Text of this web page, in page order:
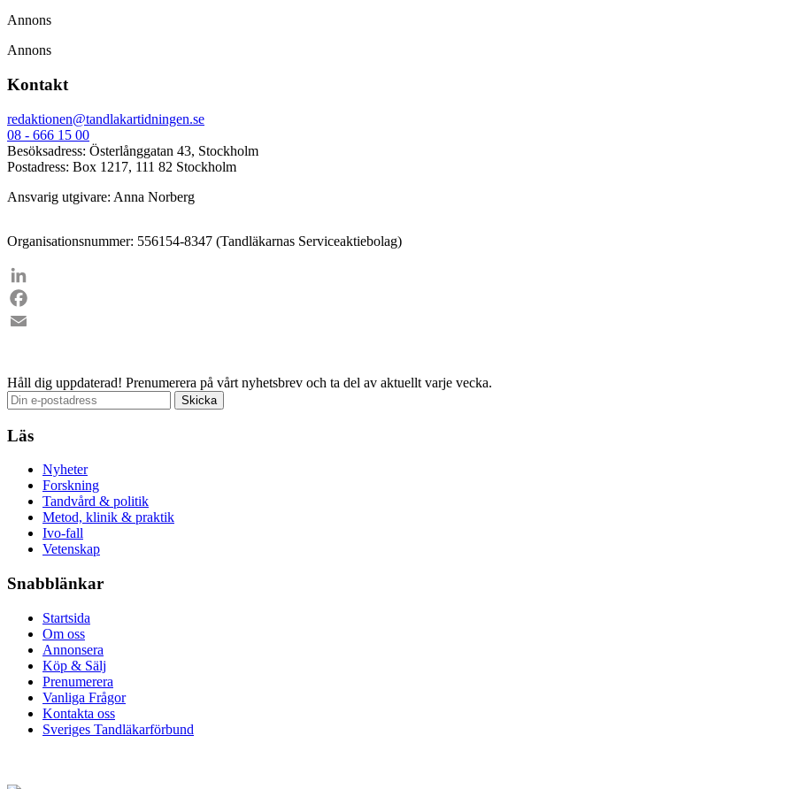
Annons
Annons
Kontakt
redaktionen@tandlakartidningen.se
08 - 666 15 00
Besöksadress: Österlånggatan 43, Stockholm
Postadress: Box 1217, 111 82 Stockholm
Ansvarig utgivare: Anna Norberg
Organisationsnummer: 556154-8347 (Tandläkarnas Serviceaktiebolag)
LinkedIn
Facebook
Håll dig uppdaterad! Prenumerera på vårt nyhetsbrev och ta del av aktuellt varje vecka.
Läs
Nyheter
Forskning
Tandvård & politik
Metod, klinik & praktik
Ivo-fall
Vetenskap
Snabblänkar
Startsida
Om oss
Annonsera
Köp & Sälj
Prenumerera
Vanliga Frågor
Kontakta oss
Sveriges Tandläkarförbund